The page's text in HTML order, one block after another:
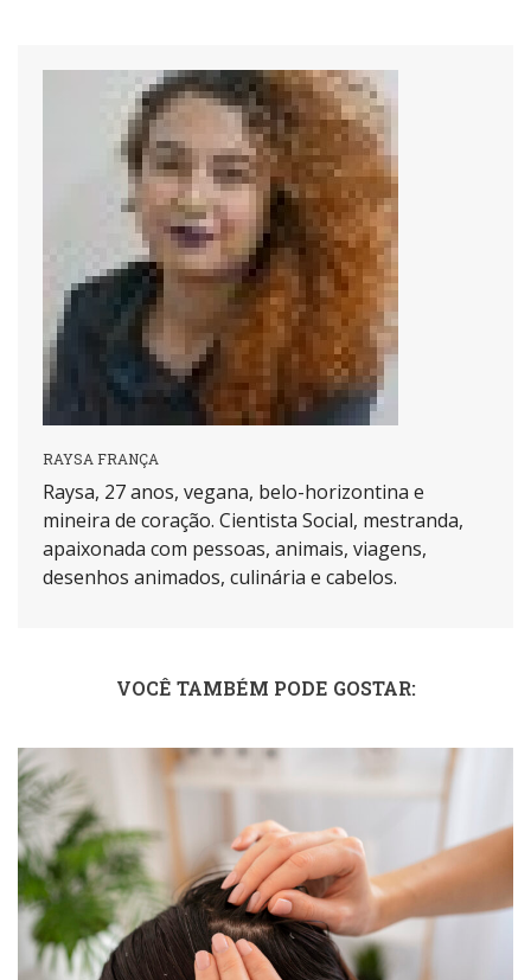
RAYSA FRANÇA
Raysa, 27 anos, vegana, belo-horizontina e
mineira de coração. Cientista Social, mestranda,
apaixonada com pessoas, animais, viagens,
desenhos animados, culinária e cabelos.
VOCÊ TAMBÉM PODE GOSTAR: